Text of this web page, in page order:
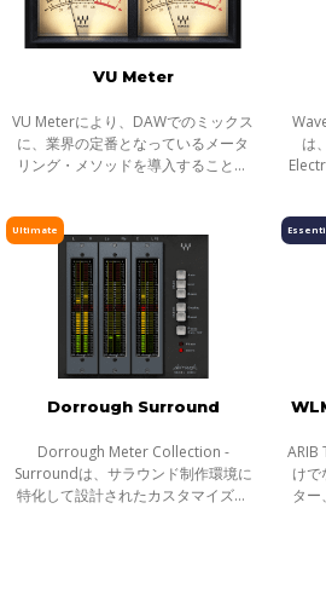
ダイナミクス
ボーカル
マスタリング
サチュレーション／ディストーショ
モジュレーション
ピッチ／タイムシフト
ディレイ／リバーブ
エフェクト
インストゥルメント
ギター／ベース
メーター
サラウンド
ヘッドフォンミキシング
VU Meter
VU Meterにより、DAWでのミックス
に、業界の定番となっているメータ
リング・メソッドを導入することが
なヘッドルーム、そしてクリアなミ
ックスを
は
た
Ultimate
Dorrough Surround
Dorrough Meter Collection -
Surroundは、サラウンド制作環境に
特化して設計されたカスタマイズ・
ARIB
けで
ター